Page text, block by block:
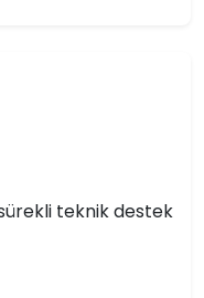
teknik destek